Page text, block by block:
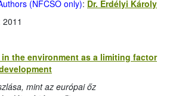
(NFCSO only): Dr. Erdélyi Károly
2011
the environment as a limiting factor
mint az európai őz